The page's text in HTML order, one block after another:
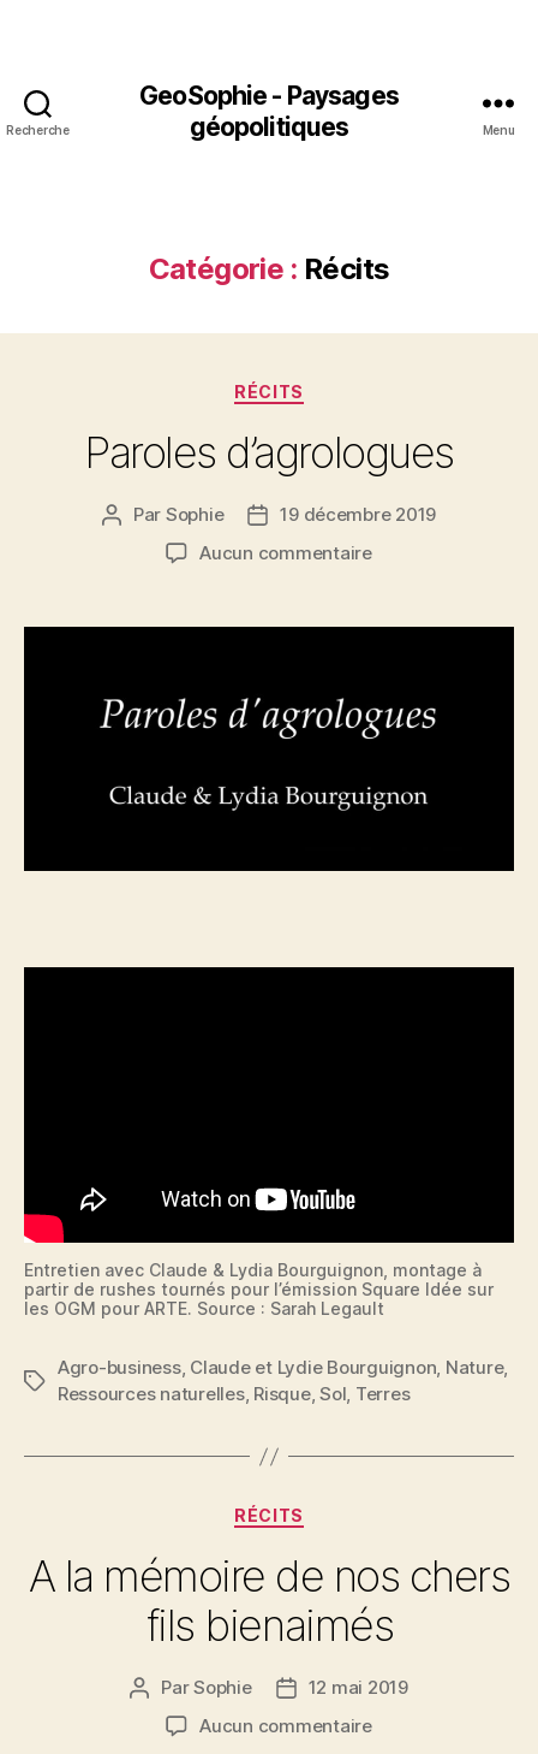
Recherche
GeoSophie - Paysages
géopolitiques
Menu
Catégorie : Récits
Catégories
RÉCITS
Paroles d’agrologues
Auteur
l’article
Par Sophie
Date19 décembre 2019
Aucun commentairesur
Entretien avec Claude & Lydia Bourguignon, montage à
partir de rushes tournés pour l’émission Square Idée sur
les OGM pour ARTE. Source : Sarah Legault
Étiquettes
Agro-business, Claude et Lydie Bourguignon, Nature,
Ressources naturelles, Risque,Sol, Terres
Catégories
RÉCITS
A la mémoire de nos chers
fils bienaimés
Auteur
l’article
ParSophie
Date12 mai 2019
Aucun commentairesur